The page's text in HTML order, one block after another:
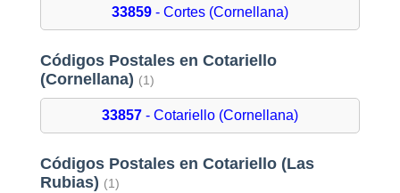
33859- Cortes (Cornellana)
Códigos Postales en Cotariello
(Cornellana) (1)
33857- Cotariello (Cornellana)
Códigos Postales en Cotariello (Las
Rubias) (1)